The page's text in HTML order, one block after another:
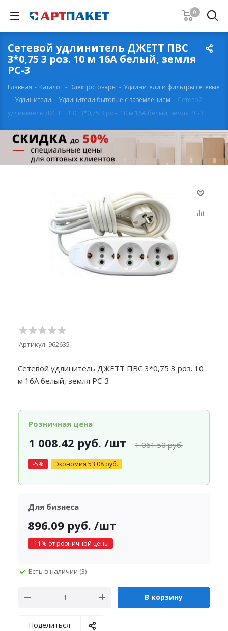
0
Сетевой удлинитель ДЖЕТТ ПВС
3*0,75 3 роз. 10 м 16А белый, земля
РС-3
Главная - Каталог - Электротовары - Удлинители и фильтры сетевые
- Удлинители - Удлинители бытовые с заземлением - Сетевой
удлинитель ДЖЕТТ ПВС 3*0,75 3 роз. 10 м 16А белый, земля РС-3
Артикул: 962635
Сетевой удлинитель ДЖЕТТ ПВС 3*0,75 3 роз. 10
м 16А белый, земля РС-3
Розничная цена
1 008.42 руб. /шт 1 061.50руб.
-5% Экономия 53.08руб.
Для бизнеса
896.09 руб. /шт
-11 % от розничной цены
Есть в наличии (3)
В корзину
Поделиться